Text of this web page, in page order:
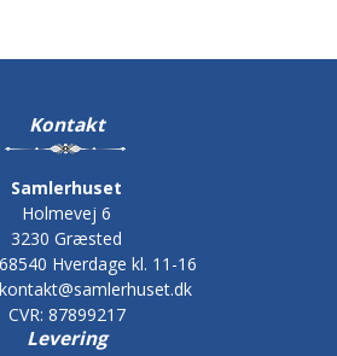
Kontakt
Samlerhuset
Holmevej 6
3230 Græsted
Hverdage kl. 11-16
kontakt@samlerhuset.dk
CVR: 87899217
Levering